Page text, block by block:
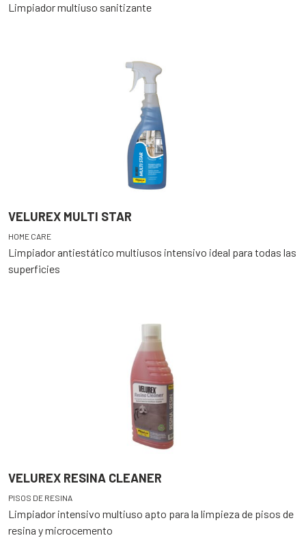
Limpiador multiuso sanitizante
VELUREX MULTI STAR
HOME CARE
Limpiador antiestático multiusos intensivo ideal para todas las
superficies
VELUREX RESINA CLEANER
PISOS DE RESINA
Limpiador intensivo multiuso apto para la limpieza de pisos de
resina y microcemento